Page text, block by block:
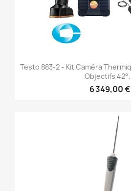
Testo 883-2 - Kit Caméra
Objectifs
6 349,00 €